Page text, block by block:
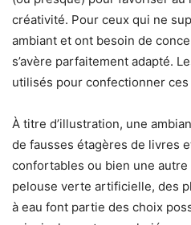
créativité. Pour ceux qui ne
ambiant et ont besoin de
s’avère parfaitement adapté.
utilisés pour confectionner
À titre d’illustration, une
de fausses étagères de livres
confortables ou bien une autre
pelouse verte artificielle, des
à eau font partie des choix